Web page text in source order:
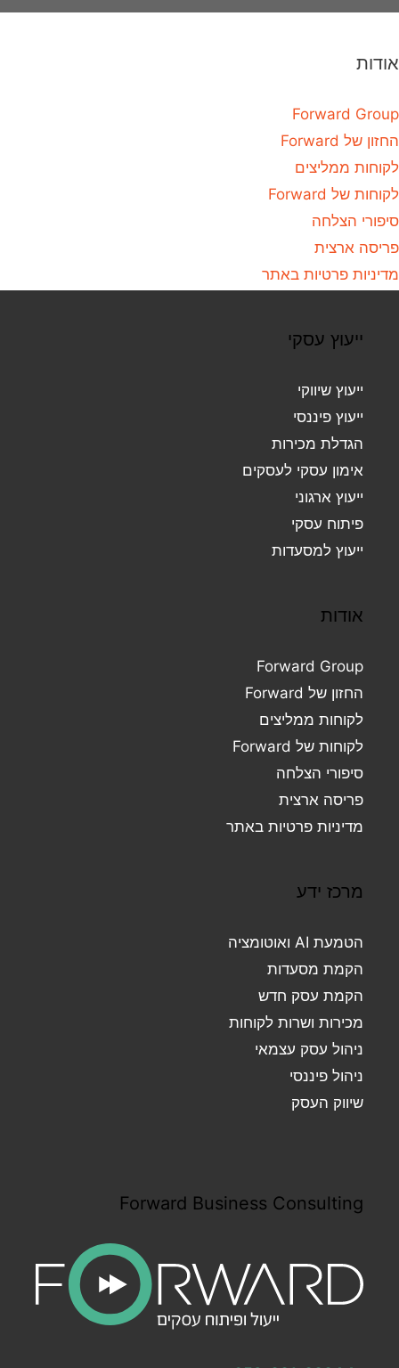
אודות
Forward Group
החזון של Forward
לקוחות ממליצים
לקוחות של Forward
סיפורי הצלחה
פריסה ארצית
מדיניות פרטיות באתר
ייעוץ עסקי
ייעוץ שיווקי
ייעוץ פיננסי
הגדלת מכירות
אימון עסקי לעסקים
ייעוץ ארגוני
פיתוח עסקי
ייעוץ למסעדות
אודות
Forward Group
החזון של Forward
לקוחות ממליצים
לקוחות של Forward
סיפורי הצלחה
פריסה ארצית
מדיניות פרטיות באתר
מרכז ידע
הטמעת AI ואוטומציה
הקמת מסעדות
הקמת עסק חדש
מכירות ושרות לקוחות
ניהול עסק עצמאי
ניהול פיננסי
שיווק העסק
Forward Business Consulting